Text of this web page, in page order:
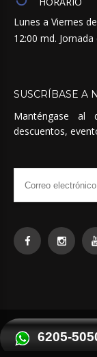
6205-
Lunes a Viernes
12:00 md.
SUSCRÍBASE A
Manténgase al
descuentos,
Quimicas Unidas ©